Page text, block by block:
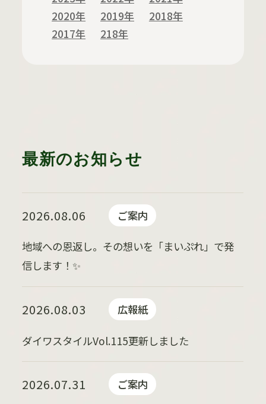
2020年
2019年
2018年
2017年
218年
最新のお知らせ
2026.08.06 ご案内
地域への恩返し。その想いを「まいぷれ」で発
信します！✨
2026.08.03 広報紙
ダイワスタイルVol.115更新しました
2026.07.31 ご案内